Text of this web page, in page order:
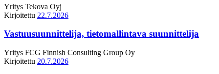
Yritys Tekova Oyj
Kirjoitettu 22.7.2026
Vastuusuunnittelija, tietomallintava suunnittelija
Yritys FCG Finnish Consulting Group Oy
Kirjoitettu 20.7.2026